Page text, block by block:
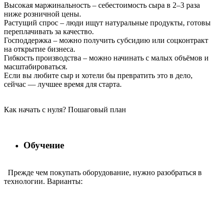
Высокая маржинальность – себестоимость сыра в 2–3 раза
ниже розничной цены.
Растущий спрос – люди ищут натуральные продукты, готовы
переплачивать за качество.
Господдержка – можно получить субсидию или соцконтракт
на открытие бизнеса.
Гибкость производства – можно начинать с малых объёмов и
масштабироваться.
Если вы любите сыр и хотели бы превратить это в дело,
сейчас — лучшее время для старта.
Как начать с нуля? Пошаговый план
Обучение
Прежде чем покупать оборудование, нужно разобраться в
технологии. Варианты: